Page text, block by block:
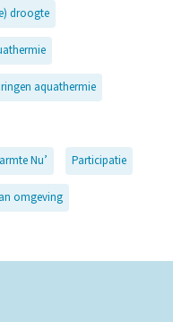
droogte
aquathermie
Nu’ Participatie
omgeving